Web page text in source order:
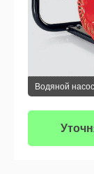
Водяной